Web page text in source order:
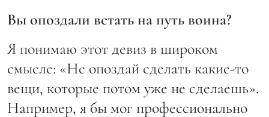
Вы опоздали встать на путь воина?
Я понимаю этот девиз в широком
смысле: «Не опоздай сделать какие-то
вещи, которые потом уже не сделаешь».
Например, я бы мог профессионально